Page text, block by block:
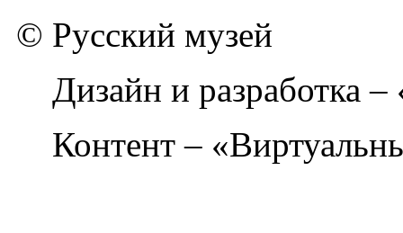
© Русский музей
Дизайн и разработка
Контент –